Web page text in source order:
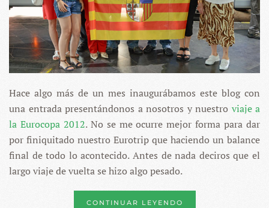
Hace algo más de un mes inaugurábamos este blog con
una entrada presentándonos a nosotros y nuestro viaje a
la Eurocopa 2012. No se me ocurre mejor forma para dar
por finiquitado nuestro Eurotrip que haciendo un balance
final de todo lo acontecido. Antes de nada deciros que el
largo viaje de vuelta se hizo algo pesado.
CONTINUAR LEYENDO